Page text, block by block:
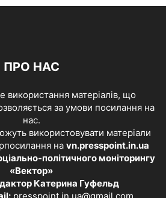
ПРО НАС
використання матеріалів, що
за умови посилання на
нас.
використовувати матеріали
на vn.presspoint.in.ua
політичного моніторингу
«Вектор»
Катерина Гуфельд